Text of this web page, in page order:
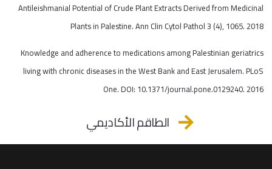
Antileishmanial Potential of Crude Plant Extracts Derived from Medicinal
Plants in Palestine. Ann Clin Cytol Pathol 3 (4), 1065. 2018
Knowledge and adherence to medications among Palestinian geriatrics
living with chronic diseases in the West Bank and East Jerusalem. PLoS
One. DOI: 10.1371/journal.pone.0129240. 2016
الطاقم الأكاديمي